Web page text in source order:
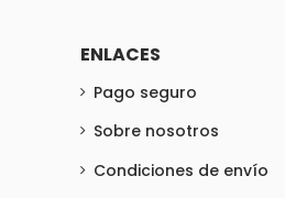
ENLACES
Pago seguro
Sobre nosotros
Condiciones de envío